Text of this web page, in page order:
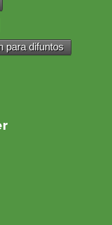
para difuntos